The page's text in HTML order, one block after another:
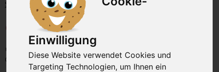
Einwilligung
Diese Website verwendet Cookies und
Targeting Technologien, um Ihnen ein
Startseite Grill Fleisch Grillfleisch Grillhendl ca.1,0 kg
Grillhendl ca.1,0 kg
unsere Artikel-Nummer: SAO2992
Gewicht: 1000g